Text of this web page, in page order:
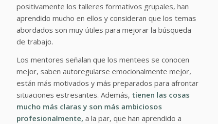
positivamente los talleres formativos grupales, han
aprendido mucho en ellos y consideran que los temas
abordados son muy útiles para mejorarla búsqueda
de trabajo.
Los mentores señalan que los mentees se conocen
mejor, saben autoregularse emocionalmente mejor,
están más motivados y más preparados para afrontar
situaciones estresantes. Además, tienen las cosas
mucho más claras y son más ambiciosos
profesionalmente, a la par, que han aprendido a